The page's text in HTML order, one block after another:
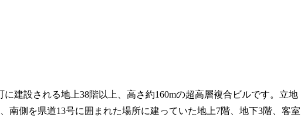
建設される地上38階以上、高さ約160mの超高層複合ビルです。立地
南側を県道13号に囲まれた場所に建っていた地上7階、地下3階、客室